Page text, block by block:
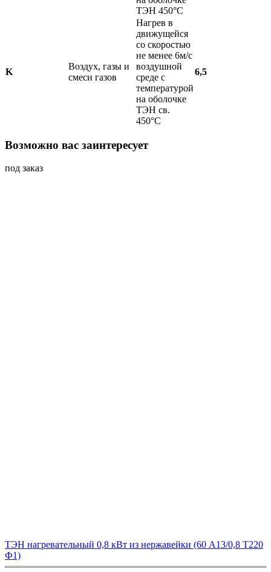
ТЭН 450°С
K
Воздух, газы и
смеси газов
Нагрев в
движущейся
со скоростью
не менее 6м/с
воздушной
среде с
температурой
на оболочке
ТЭН св.
450°С
6,5
Возможно вас заинтересует
под заказ
ТЭН нагревательный 0,8 кВт из нержавейки (60 А13/0,8 Т220
Ф1)